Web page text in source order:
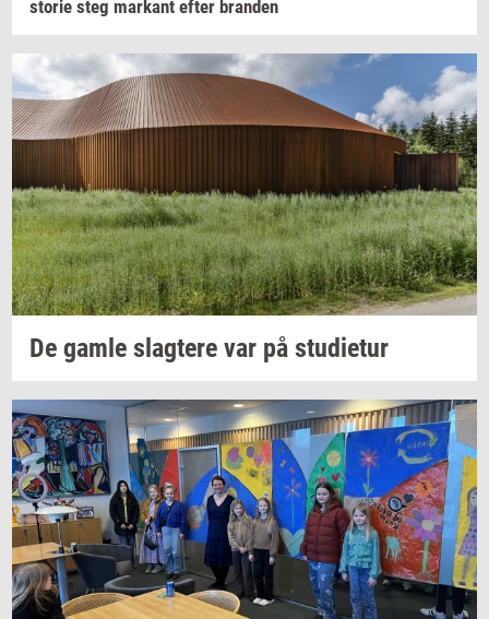
sto­rie steg mar­kant efter bran­den
De gamle slag­te­re var på stu­di­e­tur